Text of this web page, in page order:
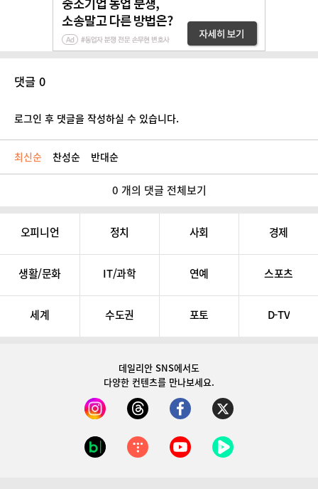
댓글 0
로그인 후 댓글을 작성하실 수 있습니다.
최신순 찬성순 반대순
0 개의 댓글 전체보기
오피니언 정치 사회 경제
생활/문화 IT/과학 연예 스포츠
세계 수도권 포토 D-TV
데일리안 SNS에서도
다양한 컨텐츠를 만나보세요.